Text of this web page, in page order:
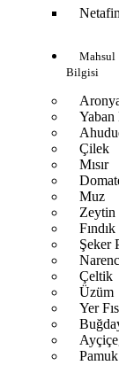
Mahsul
Bilgisi
Çilek
Mısır
Muz
Zeytin
Fındık
Şeker
Çeltik
Üzüm
Yer
Pamuk